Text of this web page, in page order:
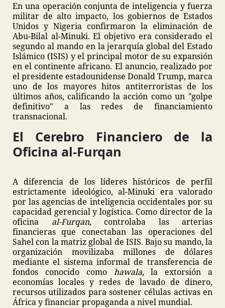
En una operación conjunta de inteligencia y fuerza
militar de alto impacto, los gobiernos de Estados
Unidos y Nigeria confirmaron la eliminación de
Abu-Bilal al-Minuki. El objetivo era considerado el
segundo al mando en la jerarquía global del Estado
Islámico (ISIS) y el principal motor de su expansión
en el continente africano. El anuncio, realizado por
el presidente estadounidense Donald Trump, marca
uno de los mayores hitos antiterroristas de los
últimos años, calificando la acción como un "golpe
definitivo" a las redes de financiamiento
transnacional.
El Cerebro Financiero de la
Oficina al-Furqan
A diferencia de los líderes históricos de perfil
estrictamente ideológico, al-Minuki era valorado
por las agencias de inteligencia occidentales por su
capacidad gerencial y logística. Como director de la
oficina al-Furqan, controlaba las arterias
financieras que conectaban las operaciones del
Sahel con la matriz global de ISIS. Bajo su mando, la
organización movilizaba millones de dólares
mediante el sistema informal de transferencia de
fondos conocido como hawala, la extorsión a
economías locales y redes de lavado de dinero,
recursos utilizados para sostener células activas en
África y financiar propaganda a nivel mundial.